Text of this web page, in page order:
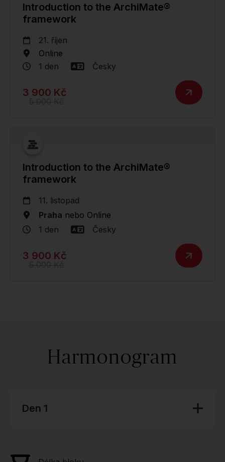
Introduction to the ArchiMate®
framework
21. říjen
Online
1 den
Česky
3 900 Kč
Introduction to the ArchiMate®
framework
11. listopad
Praha nebo Online
1 den
Česky
3 900 Kč
Harmonogram
Den 1